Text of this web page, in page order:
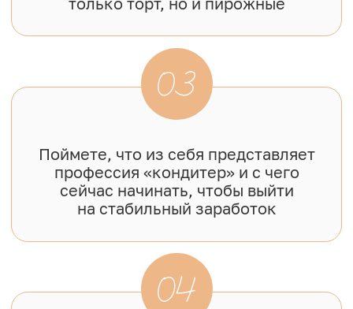
Юлия Припутнева
Больше6 летразвивается
в кондитерском деле
Прошла путь от учителя
до востребованного кондитера
с многотысячной аудиторией
Максимальный доход от продажи
тортов и десертов на заказ 800 тыс.